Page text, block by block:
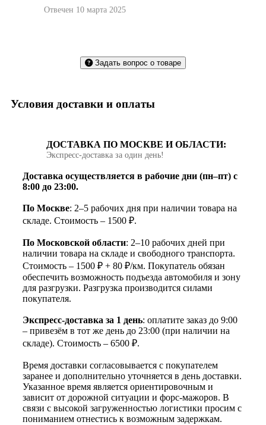
Отвечен 10 марта 2025
Задать вопрос о товаре
Условия доставки и оплаты
ДОСТАВКА ПО МОСКВЕ И ОБЛАСТИ:
Экспресс‑доставка за один день!
Доставка осуществляется в рабочие дни (пн–пт) с
8:00 до 23:00.
По Москве: 2–5 рабочих дня при наличии товара на
складе. Стоимость – 1500 ₽.
По Московской области: 2–10 рабочих дней при
наличии товара на складе и свободного транспорта.
Стоимость – 1500 ₽ + 80 ₽/км. Покупатель обязан
обеспечить возможность подъезда автомобиля и зону
для разгрузки. Разгрузка производится силами
покупателя.
Экспресс-доставка за 1 день: оплатите заказ до 9:00
– привезём в тот же день до 23:00 (при наличии на
складе). Стоимость – 6500 ₽.
Время доставки согласовывается с покупателем
заранее и дополнительно уточняется в день доставки.
Указанное время является ориентировочным и
зависит от дорожной ситуации и форс-мажоров. В
связи с высокой загруженностью логистики просим с
пониманием отнестись к возможным задержкам.